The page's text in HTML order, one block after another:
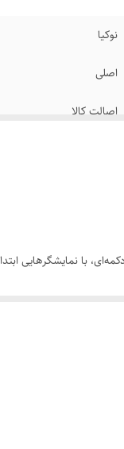
نوکیا
اصلی
اصالت کالا
با نمایشگرهایی